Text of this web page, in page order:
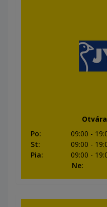
Po: 09:00 -
St: 09:00 -
Pia: 09:00 -
Ne: